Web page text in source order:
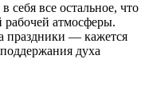
себя все остальное, что
рабочей атмосферы.
праздники — кажется
духа